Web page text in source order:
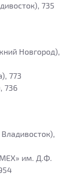
735
Новгород),
773
736
им. Д.Ф.